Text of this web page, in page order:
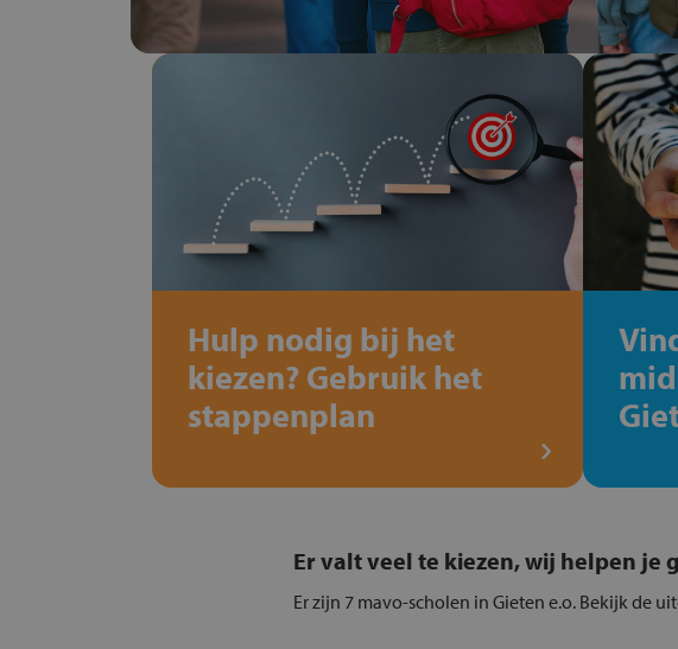
Hulp nodig bij het
kiezen? Gebruik het
stappenplan
Er valt veel te kiezen, wij helpen je
Er zijn 7 mavo-scholen in Gieten e.o. Bekijk de